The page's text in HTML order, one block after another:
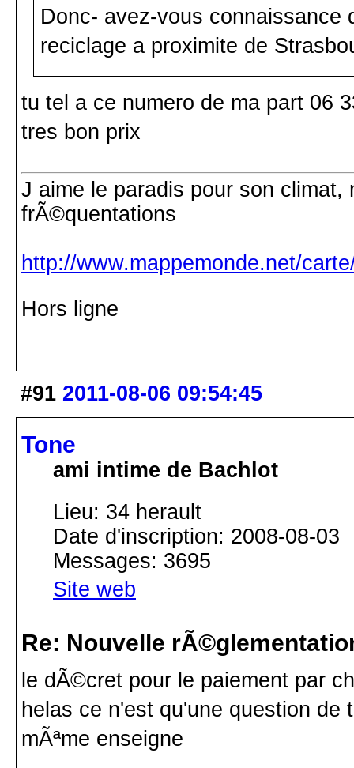
Donc- avez-vous connaissance
reciclage a proximite de
tu tel a ce numero de ma part 06
tres bon prix
J aime le paradis pour son
frÃ©quentations
http://www.mappemonde.net/
Hors ligne
#91 2011-08-06 09:54:45
Tone
ami intime de Bachlot
Lieu: 34 herault
Date d'inscription: 2008-08-03
Messages: 3695
Site web
Re: Nouvelle
le dÃ©cret pour le paiement par
helas ce n'est qu'une question
mÃªme enseigne